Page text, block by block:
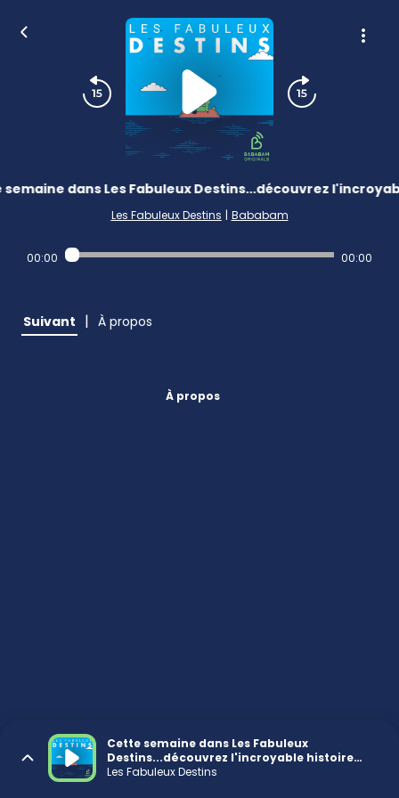
dans Les Fabuleux Destins...découvrez
Les Fabuleux Destins | Bababam
00:00 00:00
Suivant | À propos
À propos
Cette semaine dans Les Fabuleux
Destins...découvrez l'incroyable histoire
d'Irena Sendler
Les Fabuleux Destins